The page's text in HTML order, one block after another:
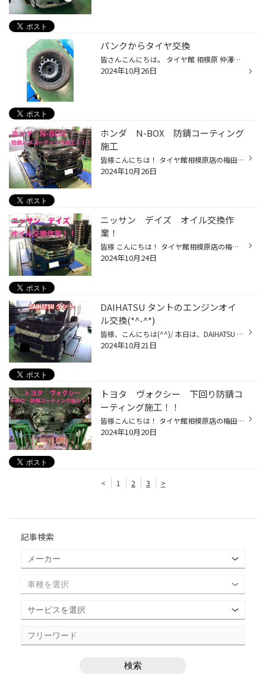
パンクからタイヤ交換
皆さんこんにちは。 タイヤ館 相模原 仲澤です。 今回の作業事例をご紹介致します。 パンクの修理にてご依頼いただきました。 早速点検から入ります。 点検をする前にお客様からタイヤの修理をした事があります、と伺いました。 一度タイヤの修理をすると再度修理する事は不可能です。 今回はその事...
2024年10月26日
ホンダ N-BOX 防錆コーティング
施工
皆様こんにちは！ タイヤ館相模原店の梅田です！ 本日はホンダN-BOXにハブ周りの防錆コーティングを 施工させていただきましたのでご紹介させていただきます。 施工前のハブ周りを見ていきましょう！ まずはフロント 次にリアです。 全体的にザビが付着しております。 綺麗に錆を落としてから コー...
2024年10月26日
ニッサン デイズ オイル交換作
業！
皆様 こんにちは！ タイヤ館相模原店の梅田です。 本日はニッサン デイズの オイル交換作業をいたしましたのでご紹介させていただきます。 まずはレベルゲージの穴から オイルを抜いていきます！ 次にオイルフィルターの交換をしていきます。 交換後はしっかりと清掃をします 交換使用するオイルは ...
2024年10月24日
DAIHATSU タントのエンジンオイ
ル交換(*^-^*)
皆様、こんにちは(^^)/ 本日は、DAIHATSU タントのエンジンオイル交換の事例紹介です。 今回は、上抜きで作業を実施致します。 エンジンオイルゲージが刺さっている所から抜きます。 抜けた量が分かるようになっているので、エンジンオイルを入れるのに大変便利です♪ 今回、お選び頂いたエンジンオ...
2024年10月21日
トヨタ ヴォクシー 下回り防錆コ
ーティング施工！！
皆様こんにちは！ タイヤ館相模原店の梅田です。 本日はトヨタ ヴォクシーに 下回りの防錆コーティングを施工させていただきましたので ご紹介させていただきます。 こちらの車両、新車の納車したてで お客様より雪道を走ることが多いので 下回りの錆がついてしまうのが気になると ご相談をいただき...
2024年10月20日
< 1 2 3 >
記事検索